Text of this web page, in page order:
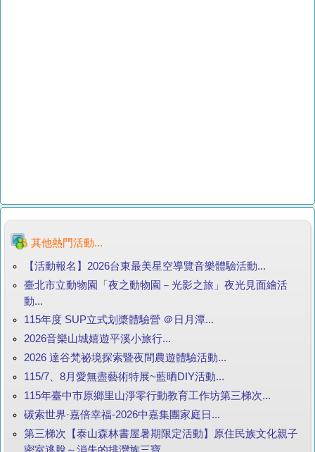
其他熱門活動...
【活動報名】2026台東最美星空導覽音樂體驗活動...
臺北市立動物園「夜之動物園－光影之旅」夜光見面繪活
動...
115年度 SUP立式划槳體驗營 ＠日月潭...
2026音樂山城嬉遊平溪小旅行...
2026 達谷梵祕境探索暨夜間農遊體驗活動...
115/7、8月愛無盡藝術特展~藍晒DIY活動...
115年臺中市原鄉里山淨零行動教育工作坊第三梯次...
碳索世界·嘉倍幸福-2026中嘉集團家庭日...
第三梯次【泰山森林書屋暑期限定活動】原住民族文化親子
密室逃脫～消失的排灣族三寶...